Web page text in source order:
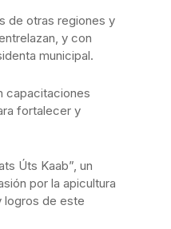
de otras regiones y
y con
municipal.
capacitaciones
fortalecer y
Úts Kaab”, un
por la apicultura
logros de este